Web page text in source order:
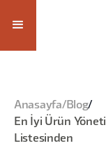
Anasayfa/ Blog/
En İyi Ürün
Listesinden